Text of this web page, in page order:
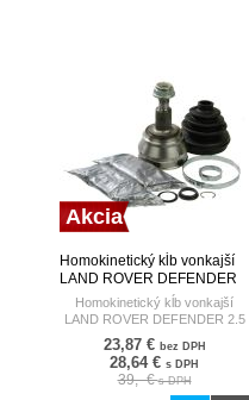
Akcia
Homokinetický kĺb vonkajší
LAND ROVER DEFENDER
2.5 110 /DIESEL/ HART
Homokinetický kĺb vonkajší
LAND ROVER DEFENDER 2.5
110 /DIESEL/
23,87 € bez DPH
28,64 € s DPH
39,- €s DPH